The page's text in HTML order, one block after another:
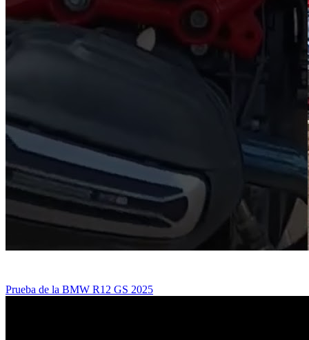
Prueba de la BMW R12 GS 2025